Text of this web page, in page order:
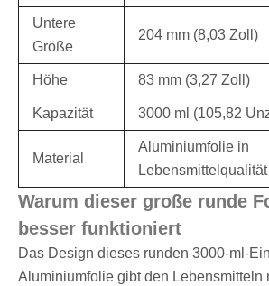
Untere
Größe
204 mm (8,03 Zoll)
Höhe 83 mm (3,27 Zoll)
Kapazität 3000 ml (105,82
Material
Aluminiumfolie in
Lebensmittelqualität
Warum dieser große runde
besser funktioniert
Das Design dieses runden 3000-ml-
Aluminiumfolie gibt den Lebensmitteln